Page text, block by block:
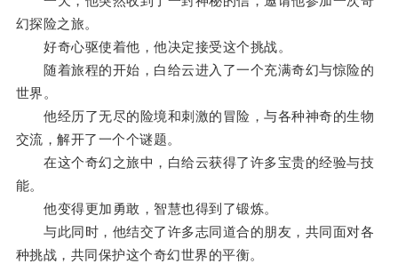
幻探险之旅。
好奇心驱使着他，他决定接受这个挑战。
随着旅程的开始，白给云进入了一个充满奇幻与惊险的
世界。
他经历了无尽的险境和刺激的冒险，与各种神奇的生物
交流，解开了一个个谜题。
在这个奇幻之旅中，白给云获得了许多宝贵的经验与技
能。
他变得更加勇敢，智慧也得到了锻炼。
与此同时，他结交了许多志同道合的朋友，共同面对各
种挑战，共同保护这个奇幻世界的平衡。